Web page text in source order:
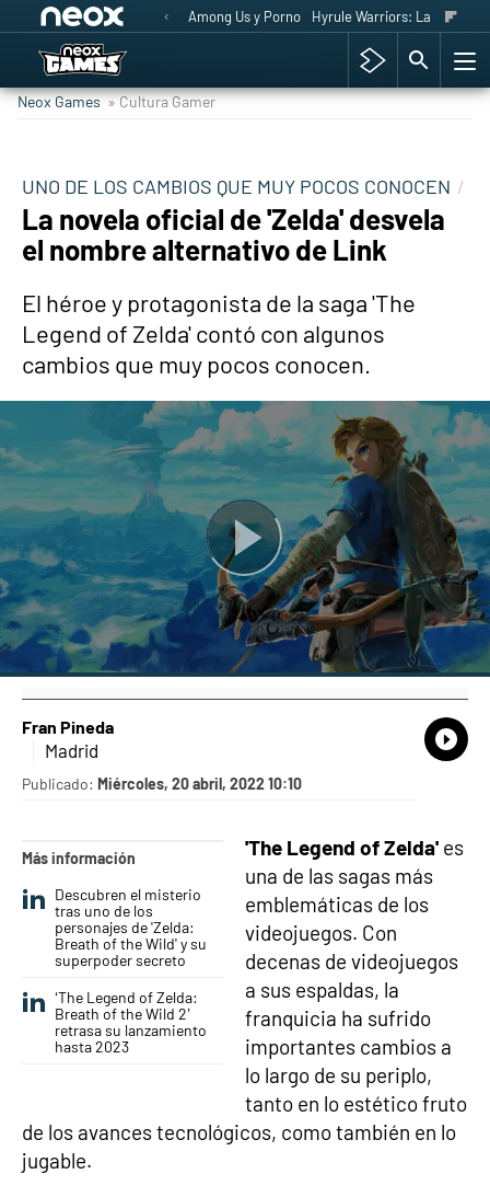
Among Us y Porno Hyrule Warriors: La Era del
Neox Games » Cultura Gamer
UNO DE LOS CAMBIOS QUE MUY POCOS CONOCEN
La novela oficial de 'Zelda' desvela
el nombre alternativo de Link
El héroe y protagonista de la saga 'The
Legend of Zelda' contó con algunos
cambios que muy pocos conocen.
Fran Pineda
Madrid
Publicado: Miércoles, 20 abril, 2022 10:10
Más información
Descubren el misterio
tras uno de los
personajes de 'Zelda:
Breath of the Wild' y su
superpoder secreto
‘The Legend of Zelda:
Breath of the Wild 2’
retrasa su lanzamiento
hasta 2023
'The Legend of Zelda' es
una de las sagas más
emblemáticas de los
videojuegos. Con
decenas de videojuegos
a sus espaldas, la
franquicia ha sufrido
importantes cambios a
lo largo de su periplo,
tanto en lo estético fruto
de los avances tecnológicos, como también en lo
jugable.